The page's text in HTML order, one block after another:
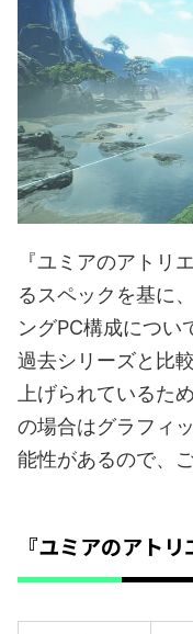
『ユミアのアトリ
るスペックを基に
ングPC構成につい
過去シリーズと比
上げられているた
の場合はグラフィ
能性があるので、
『ユミアのアト